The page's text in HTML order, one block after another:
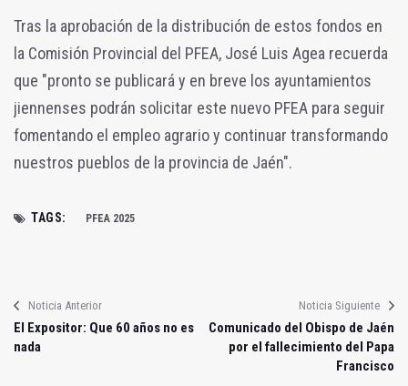
Tras la aprobación de la distribución de estos fondos en
la Comisión Provincial del PFEA, José Luis Agea recuerda
que "pronto se publicará y en breve los ayuntamientos
jiennenses podrán solicitar este nuevo PFEA para seguir
fomentando el empleo agrario y continuar transformando
nuestros pueblos de la provincia de Jaén".
TAGS: PFEA 2025
Noticia Anterior
El Expositor: Que 60 años no es
nada
Noticia Siguiente
Comunicado del Obispo de Jaén
por el fallecimiento del Papa
Francisco